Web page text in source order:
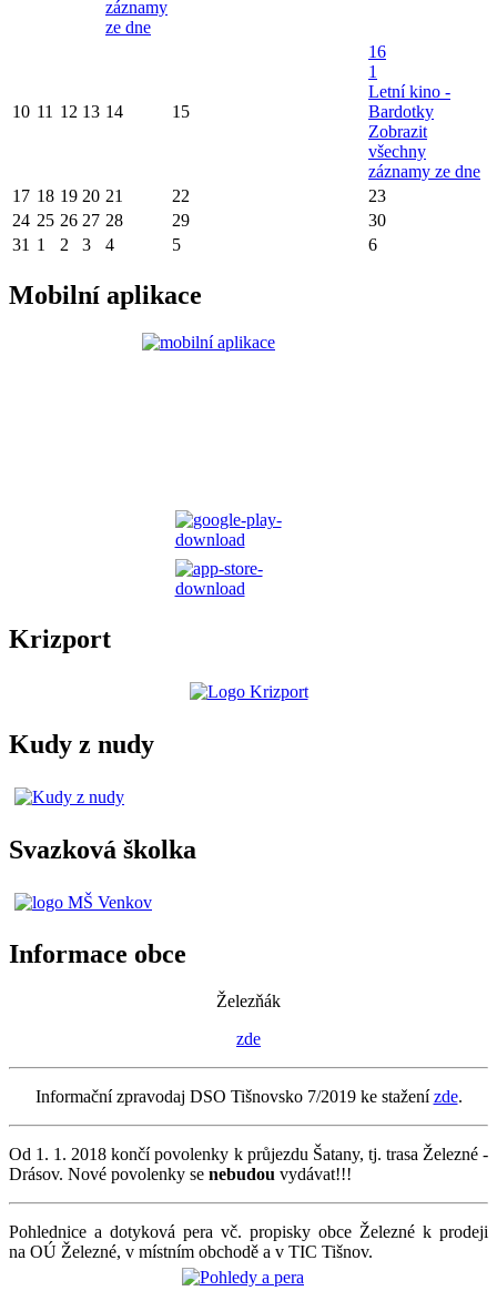
záznamy
ze dne
10 11 12 13 14 15
16
1
Letní kino -
Bardotky
Zobrazit
všechny
záznamy ze dne
17 18 19 20 21 22
23
24 25 26 27 28 29
30
31 1 2 3 4 5 6
Mobilní aplikace
Krizport
Kudy z nudy
Svazková školka
Informace obce
Železňák
zde
Informační zpravodaj DSO Tišnovsko 7/2019 ke staženízde.
Od 1. 1. 2018 končí povolenky k průjezdu Šatany, tj. trasa Železné -
Drásov. Nové povolenky se nebudou vydávat!!!
Pohlednice a dotyková pera vč. propisky obce Železné k prodeji
na OÚ Železné, v místním obchodě a v TIC Tišnov.